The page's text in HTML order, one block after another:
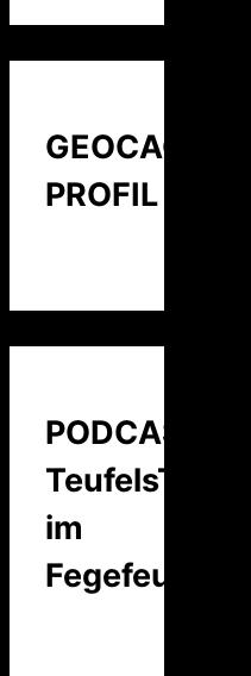
GEOCACHING
PROFIL
PODCAST:
TeufelsTalk
im
Fegefeuer